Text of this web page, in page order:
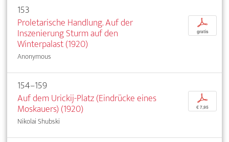
153
Proletarische Handlung. Auf der
Inszenierung Sturm auf den
Winterpalast (1920)
Anonymous
p
gratis
154–159
Auf dem Urickij-Platz (Eindrücke eines
Moskauers) (1920)
Nikolai Shubski
p
€ 7,95